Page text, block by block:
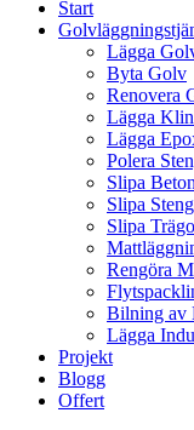
Start
Lägga
Byta Golv
Renovera
Lägga
Lägga
Polera
Slipa
Slipa
Slipa
Rengöra
Bilning av
Lägga
Projekt
Blogg
Offert